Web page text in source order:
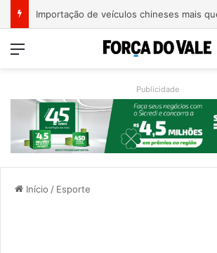
Menu
Publicidade
Início / Esporte